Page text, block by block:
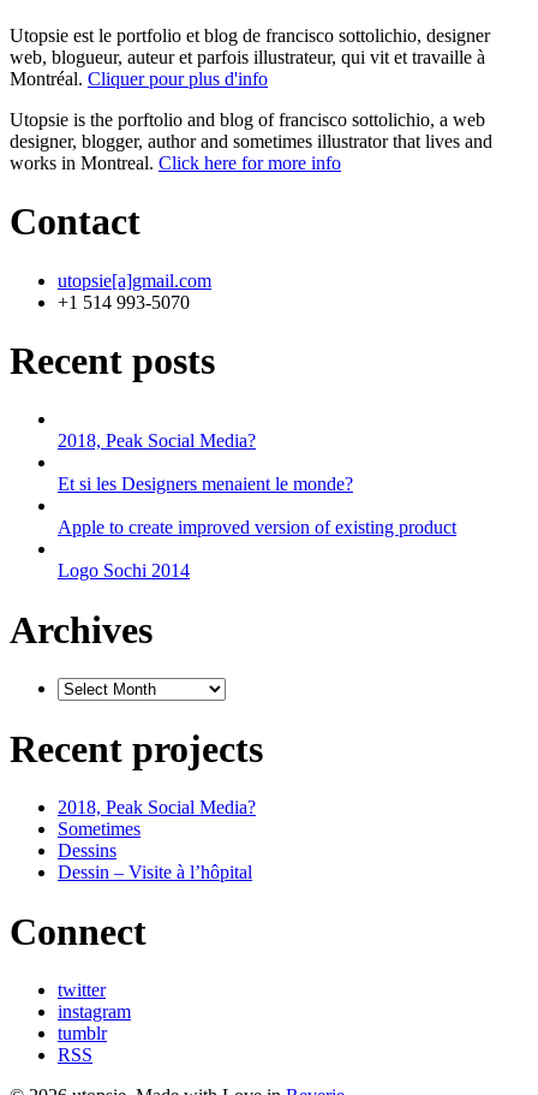
Utopsie est le portfolio et blog de francisco sottolichio, designer
web, blogueur, auteur et parfois illustrateur, qui vit et travaille à
Montréal. Cliquer pour plus d'info
Utopsie is the porftolio and blog of francisco sottolichio, a web
designer, blogger, author and sometimes illustrator that lives and
works in Montreal. Click here for more info
Contact
utopsie[a]gmail.com
+1 514 993-5070
Recent posts
2018, Peak Social Media?
Et si les Designers menaient le monde?
Apple to create improved version of existing product
Logo Sochi 2014
Archives
Recent projects
2018, Peak Social Media?
Sometimes
Dessins
Dessin – Visite à l’hôpital
Connect
twitter
instagram
tumblr
RSS